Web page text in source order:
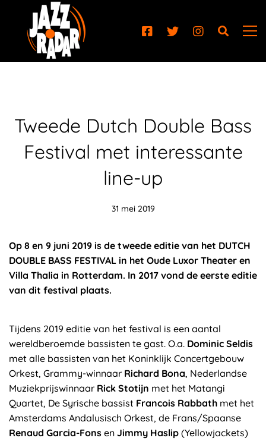
Tweede Dutch Double Bass
Festival met interessante
line-up
31 mei 2019
Op 8 en 9 juni 2019 is de tweede editie van het DUTCH
DOUBLE BASS FESTIVAL in het Oude Luxor Theater en
Villa Thalia in Rotterdam. In 2017 vond de eerste editie
van dit festival plaats.
Tijdens 2019 editie van het festival is een aantal
wereldberoemde bassisten te gast. O.a. Dominic Seldis
met alle bassisten van het Koninklijk Concertgebouw
Orkest, Grammy-winnaar Richard Bona, Nederlandse
Muziekprijswinnaar Rick Stotijn met het Matangi
Quartet, De Syrische bassist Francois Rabbath met het
Amsterdams Andalusisch Orkest, de Frans/Spaanse
Renaud Garcia-Fons en Jimmy Haslip (Yellowjackets)